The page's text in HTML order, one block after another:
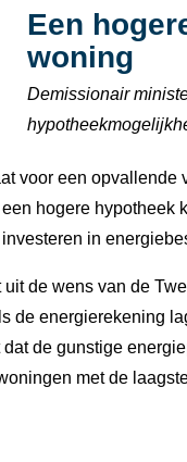
Een
woning
Demissionair
voor een
hogere
in
uit de wens van de
de energierekening
de gunstige
met de